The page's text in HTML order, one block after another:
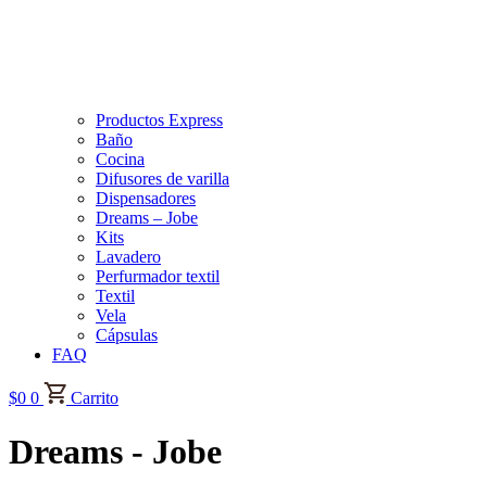
Productos Express
Baño
Cocina
Difusores de varilla
Dispensadores
Dreams – Jobe
Kits
Lavadero
Perfurmador textil
Textil
Vela
Cápsulas
FAQ
$0 0 Carrito
Dreams - Jobe